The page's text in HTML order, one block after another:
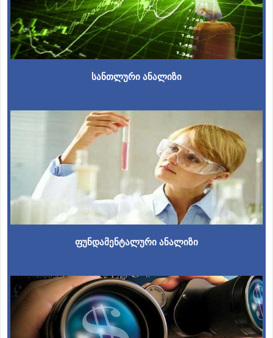
სანთლური ანალიზი
ფუნდამენტალური ანალიზი